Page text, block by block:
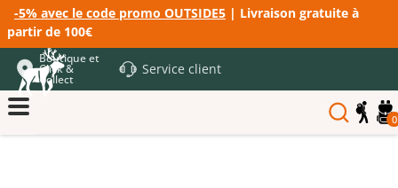
-5% avec le code promo OUTSIDE5 | Livraison gratuite à
partir de 100€
Boutique et
Click &
Collect
Service client
0